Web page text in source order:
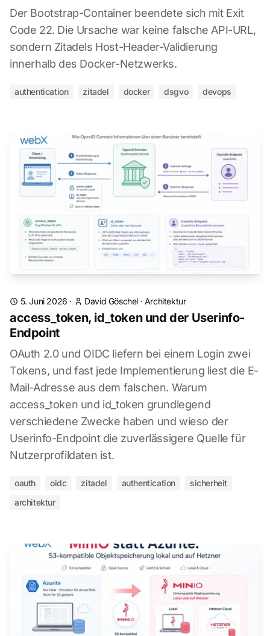
Der Bootstrap-Container beendete sich mit Exit
Code 22. Die Ursache war keine falsche API-URL,
sondern Zitadels Host-Header-Validierung
innerhalb des Docker-Netzwerks.
authentication zitadel docker dsgvo devops
5. Juni 2026 · David Göschel · Architektur
access_token, id_token und der Userinfo-
Endpoint
OAuth 2.0 und OIDC liefern bei einem Login zwei
Tokens, und fast jede Implementierung liest die E-
Mail-Adresse aus dem falschen. Warum
access_token und id_token grundlegend
verschiedene Zwecke haben und wieso der
Userinfo-Endpoint die zuverlässigere Quelle für
Nutzerprofildaten ist.
oauth oidc zitadel authentication
sicherheit
architektur